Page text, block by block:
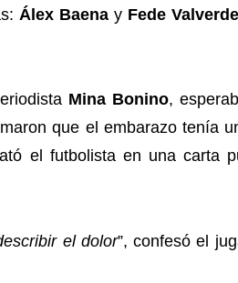
Álex Baena y Fede Valverde
Mina Bonino,
que el embarazo tenía
el futbolista en una carta
el dolor”, confesó el